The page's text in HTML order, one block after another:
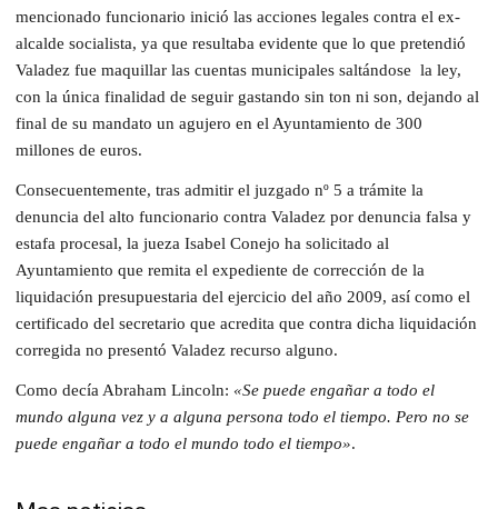
mencionado funcionario inició las acciones legales contra el ex-
alcalde socialista, ya que resultaba evidente que lo que pretendió
Valadez fue maquillar las cuentas municipales saltándose la ley,
con la única finalidad de seguir gastando sin ton ni son, dejando al
final de su mandato un agujero en el Ayuntamiento de 300
millones de euros.
Consecuentemente, tras admitir el juzgado nº 5 a trámite la
denuncia del alto funcionario contra Valadez por denuncia falsa y
estafa procesal, la jueza Isabel Conejo ha solicitado al
Ayuntamiento que remita el expediente de corrección de la
liquidación presupuestaria del ejercicio del año 2009, así como el
certificado del secretario que acredita que contra dicha liquidación
corregida no presentó Valadez recurso alguno.
Como decía Abraham Lincoln: «Se puede engañar a todo el
mundo alguna vez y a alguna persona todo el tiempo. Pero no se
puede engañar a todo el mundo todo el tiempo».